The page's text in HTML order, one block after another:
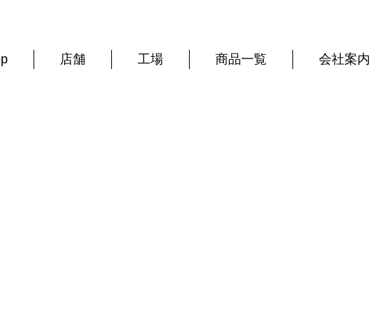
店舗 工場 商品一覧 会社案内